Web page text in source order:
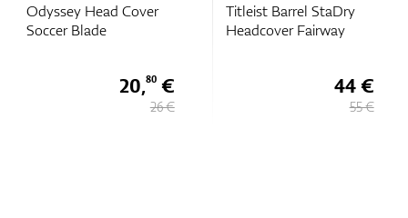
Head Cover
Blade
Titleist Barrel StaDry
Headcover Fairway